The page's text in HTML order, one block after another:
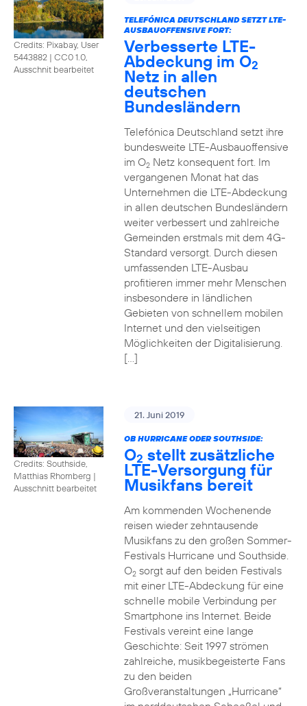
Credits: Pixabay, User
5443882 | CC0 1.0,
Ausschnit bearbeitet
TELEFÓNICA DEUTSCHLAND SETZT LTE-
AUSBAUOFFENSIVE FORT:
Verbesserte LTE-
Abdeckung im O2
Netz in allen
deutschen
Bundesländern
Telefónica Deutschland setzt ihre
bundesweite LTE-Ausbauoffensive
im O2Netz konsequent fort. Im
vergangenen Monat hat das
Unternehmen die LTE-Abdeckung
in allen deutschen Bundesländern
weiter verbessert und zahlreiche
Gemeinden erstmals mit dem 4G-
Standard versorgt. Durch diesen
umfassenden LTE-Ausbau
profitieren immer mehr Menschen
insbesondere in ländlichen
Gebieten von schnellem mobilen
Internet und den vielseitigen
Möglichkeiten der Digitalisierung.
[…]
Credits: Southside,
Matthias Rhomberg |
Ausschnitt bearbeitet
21. Juni 2019
OB HURRICANE ODER SOUTHSIDE:
O2 stellt zusätzliche
LTE-Versorgung für
Musikfans bereit
Am kommenden Wochenende
reisen wieder zehntausende
Musikfans zu den großen Sommer-
Festivals Hurricane und Southside.
O2sorgt auf den beiden Festivals
mit einer LTE-Abdeckung für eine
schnelle mobile Verbindung per
Smartphone ins Internet. Beide
Festivals vereint eine lange
Geschichte: Seit 1997 strömen
zahlreiche, musikbegeisterte Fans
zu den beiden
Großveranstaltungen „Hurricane“